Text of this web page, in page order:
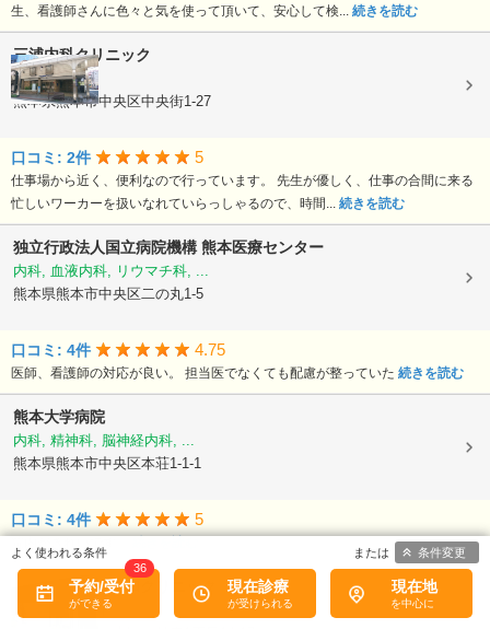
生、看護師さんに色々と気を使って頂いて、安心して検... 続きを読む
三浦内科クリニック
内科
熊本県熊本市中央区中央街1-27
口コミ: 2件 5
仕事場から近く、便利なので行っています。 先生が優しく、仕事の合間に来る
忙しいワーカーを扱いなれていらっしゃるので、時間... 続きを読む
独立行政法人国立病院機構熊本医療センター
内科, 血液内科, リウマチ科, ...
熊本県熊本市中央区二の丸1-5
口コミ: 4件 4.75
医師、看護師の対応が良い。 担当医でなくても配慮が整っていた 続きを読む
熊本大学病院
内科, 精神科, 脳神経内科, ...
熊本県熊本市中央区本荘1-1-1
口コミ: 4件 5
医療法人大和大和クリニック
内科, 循環器科
予約/受付
36
現在診療 現在地
条件変更